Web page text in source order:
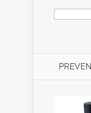
Ricerca
per: